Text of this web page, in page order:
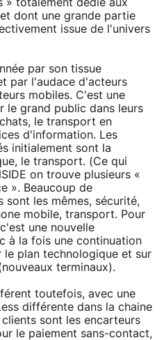
» totalement dédié aux
dont une grande partie
issue de l'univers
par son tissue
par l'audace d'acteurs
mobiles. C'est une
le grand public dans leurs
le transport en
d'information. Les
initialement sont la
le transport. (Ce qui
on trouve plusieurs «
». Beaucoup de
sont les mêmes, sécurité,
mobile, transport. Pour
une nouvelle
à la fois une continuation
le plan technologique et sur
terminaux).
toutefois, avec une
différente dans la chaine
sont les encarteurs
le paiement sans-contact,